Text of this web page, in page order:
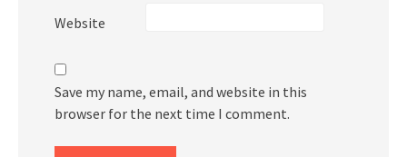
Website
Save my name, email, and website in this
browser for the next time I comment.